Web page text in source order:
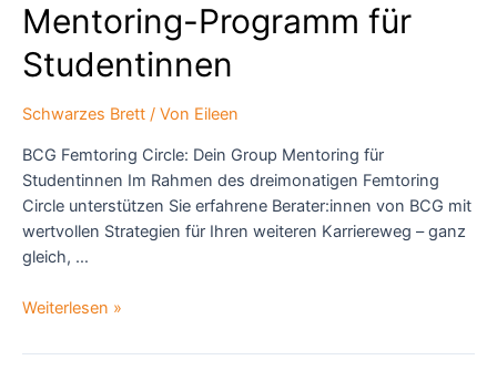
Wind
für
MINT
Mentoring-Programm für
Studentinnen
Schwarzes Brett / Von Eileen
BCG Femtoring Circle: Dein Group Mentoring für
Studentinnen Im Rahmen des dreimonatigen Femtoring
Circle unterstützen Sie erfahrene Berater:innen von BCG mit
wertvollen Strategien für Ihren weiteren Karriereweg – ganz
gleich, …
Einladung
BCG-
Weiterlesen »